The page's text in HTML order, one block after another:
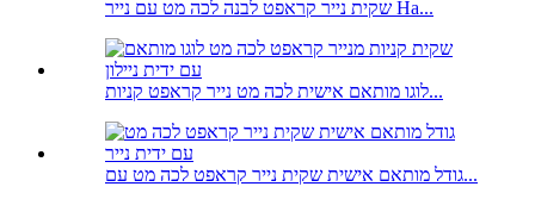
שקית נייר קראפט לבנה לכה מט עם נייר Ha...
לוגו מותאם אישית לכה מט נייר קראפט קניות...
גודל מותאם אישית שקית נייר קראפט לכה מט עם...